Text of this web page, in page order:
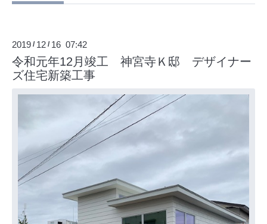
2019 / 12 / 16 07:42
令和元年12月竣工 神宮寺Ｋ邸 デザイナー
ズ住宅新築工事